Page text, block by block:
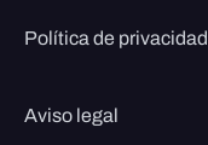
Política de privacidad
Aviso legal